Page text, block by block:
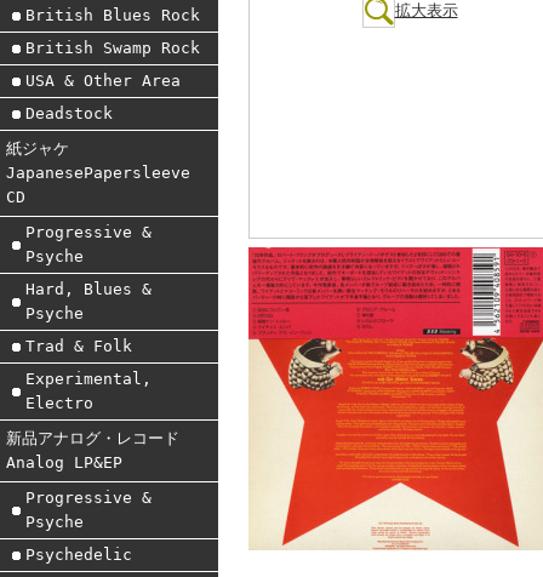
British Blues Rock
British Swamp Rock
USA & Other Area
Deadstock
紙ジャケ
JapanesePapersleeve
CD
Progressive &
Psyche
Hard, Blues &
Psyche
Trad & Folk
Experimental,
Electro
新品アナログ・レコード
Analog LP&EP
Progressive &
Psyche
Psychedelic
拡大表示